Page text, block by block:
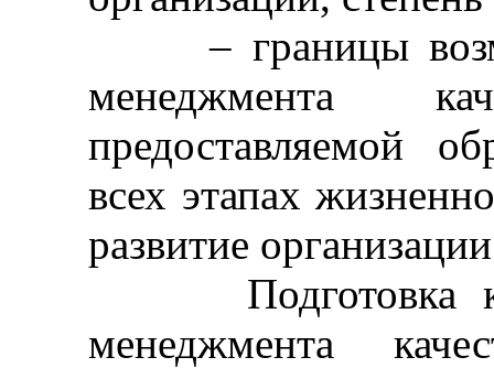
– границы
менеджмента
предоставляемой
всех этапах
развитие
Подготовка к
менеджмента